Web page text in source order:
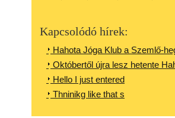
Kapcsolódó hírek:
Hahota Jóga Klub a Szemlő-
Októbertől újra lesz hetente
Hello I just entered
Thninikg like that s